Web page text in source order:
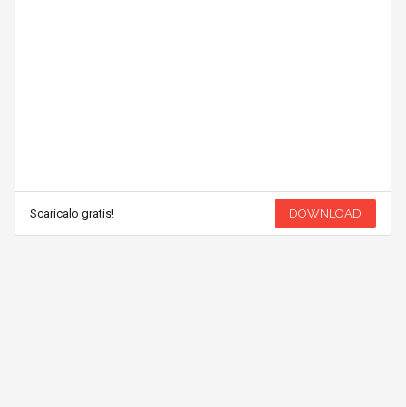
Scaricalo gratis! DOWNLOAD